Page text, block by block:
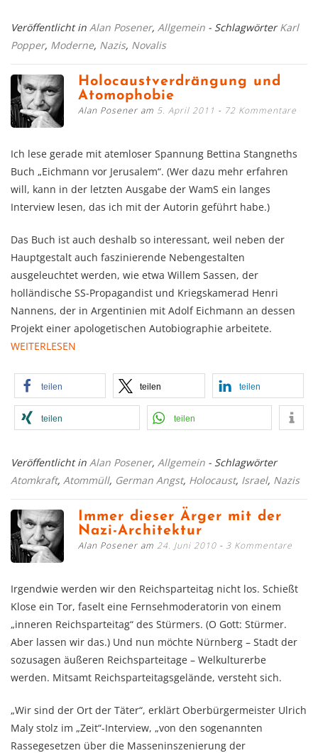
Veröffentlicht in Alan Posener, Allgemein - SchlagwörterKarl
Popper, Moderne, Nazis, Novalis
Holocaustverdrängung und
Atomophobie
Alan Posener am 5. April 2011 72 Kommentare
Ich lese gerade mit atemloser Spannung Bettina Stangneths
Buch „Eichmann vor Jerusalem“. (Wer dazu mehr erfahren
will, kann in der letzten Ausgabe der WamS ein langes
Interview lesen, das ich mit der Autorin geführt habe.)
Das Buch ist auch deshalb so interessant, weil neben der
Hauptgestalt auch faszinierende Nebengestalten
ausgeleuchtet werden, wie etwa Willem Sassen, der
holländische SS-Propagandist und Kriegskamerad Henri
Nannens, der in Argentinien mit Adolf Eichmann an dessen
Projekt einer apologetischen Autobiographie arbeitete.
WEITERLESEN
teilen teilen teilen
teilen teilen
Veröffentlicht in Alan Posener, Allgemein - Schlagwörter
Atomkraft, Atommüll, German Angst, Holocaust, Israel, Nazis
Immer dieser Ärger mit der
Nazi-Architektur
Alan Posener am 24. Juni 2010 3 Kommentare
Irgendwie werden wir den Reichsparteitag nicht los. Schießt
Klose ein Tor, faselt eine Fernsehmoderatorin von einem
„inneren Reichsparteitag“ des Stürmers. (O Gott: Stürmer.
Aber lassen wir das.) Und nun möchte Nürnberg – Stadt der
sozusagen äußeren Reichsparteitage – Welkulturerbe
werden. Mitsamt Reichsparteitagsgelände, versteht sich.
„Wir sind der Ort der Täter“, erklärt Oberbürgermeister Ulrich
Maly stolz im „Zeit“-Interview, „von den sogenannten
Rassegesetzen über die Masseninszenierung der